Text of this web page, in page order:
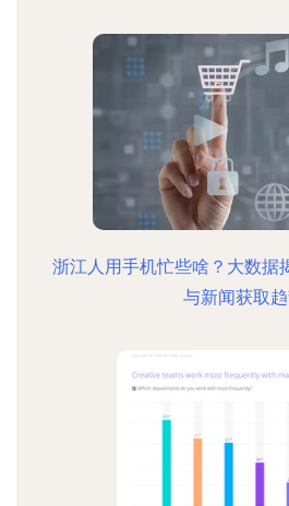
浙江人用手机忙些啥？大数据
与新闻获取